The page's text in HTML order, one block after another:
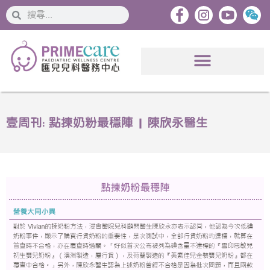
搜
索
搜
索
壹周刊: 點揀奶粉最穩陣 | 陳欣永醫生